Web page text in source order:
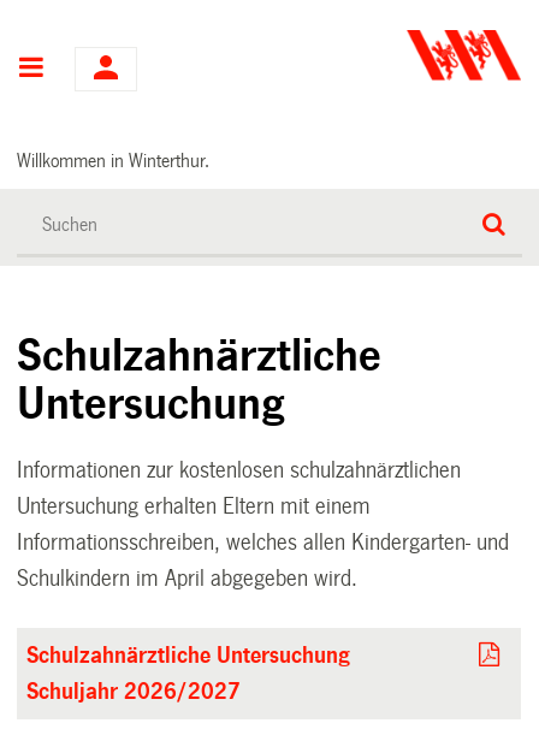
Hauptnavigation
Willkommen in Winterthur.
Schulzahnärztliche
Untersuchung
Informationen zur kostenlosen schulzahnärztlichen
Untersuchung erhalten Eltern mit einem
Informationsschreiben, welches allen Kindergarten- und
Schulkindern im April abgegeben wird.
Schulzahnärztliche Untersuchung
Schuljahr 2026/2027